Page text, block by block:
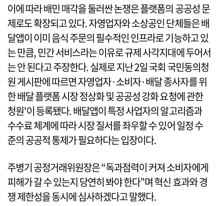
이에 따라 배민 매각을 둘러싼 논쟁은 플랫폼의 공공성 문
제로도 확장되고 있다. 자영업자와 소상공인 단체들은 배
달앱이 이미 음식 주문의 필수적인 인프라로 기능하고 있
는 만큼, 민간 서비스라는 이유로 규제 사각지대에 두어서
는 안 된다고 주장한다. 실제로 지난 2일 국회 국민동의청
원 게시판에 따르면 자영업자·소비자·배달 종사자를 위
한 배달 플랫폼 시장 정상화 및 공공성 강화 요청에 관한
청원'이 등록됐다. 배달앱이 특정 사업자의 알고리즘과
수수료 체계에 따라 시장 질서를 좌우할 수 있어 일정 수
준의 공공적 통제가 필요하다는 입장이다.
주병기 공정거래위원장은 “독과점력이 커져 소비자에게
피해가 갈 수 있는지 당연히 봐야 한다”며 혁신 효과와 경
쟁 제한성을 동시에 심사하겠다고 말했다.